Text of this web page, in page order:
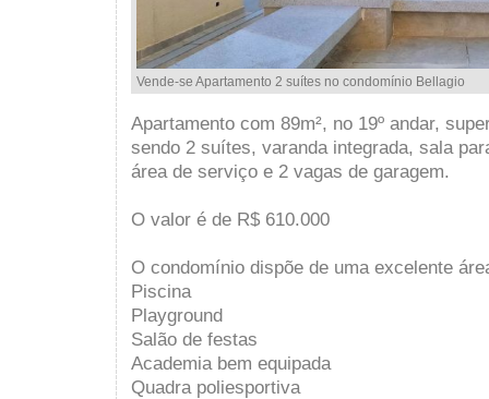
Vende-se Apartamento 2 suítes no condomínio Bellagio
Apartamento com 89m², no 19º andar,
sendo 2 suítes, varanda integrada, sala
área de serviço e 2 vagas de garagem.
O valor é de R$ 610.000
O condomínio dispõe de uma excelente
Piscina
Playground
Salão de festas
Academia bem equipada
Quadra poliesportiva